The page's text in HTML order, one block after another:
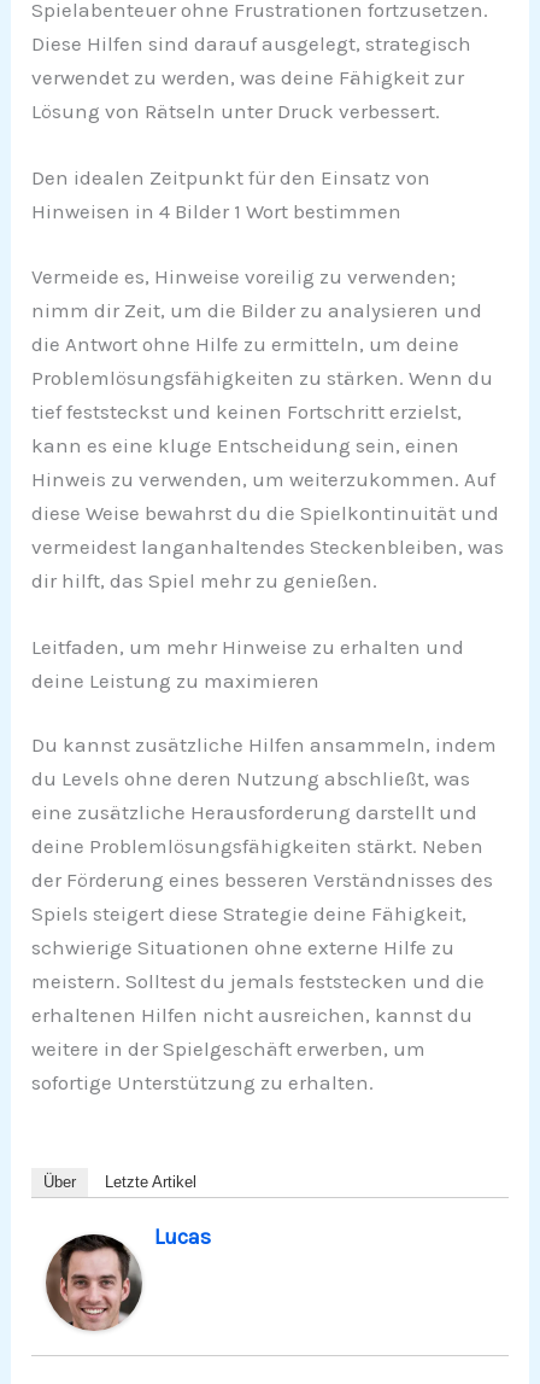
Spielabenteuer ohne Frustrationen fortzusetzen.
Diese Hilfen sind darauf ausgelegt, strategisch
verwendet zu werden, was deine Fähigkeit zur
Lösung von Rätseln unter Druck verbessert.
Den idealen Zeitpunkt für den Einsatz von
Hinweisen in 4 Bilder 1 Wort bestimmen
Vermeide es, Hinweise voreilig zu verwenden;
nimm dir Zeit, um die Bilder zu analysieren und
die Antwort ohne Hilfe zu ermitteln, um deine
Problemlösungsfähigkeiten zu stärken. Wenn du
tief feststeckst und keinen Fortschritt erzielst,
kann es eine kluge Entscheidung sein, einen
Hinweis zu verwenden, um weiterzukommen. Auf
diese Weise bewahrst du die Spielkontinuität und
vermeidest langanhaltendes Steckenbleiben, was
dir hilft, das Spiel mehr zu genießen.
Leitfaden, um mehr Hinweise zu erhalten und
deine Leistung zu maximieren
Du kannst zusätzliche Hilfen ansammeln, indem
du Levels ohne deren Nutzung abschließt, was
eine zusätzliche Herausforderung darstellt und
deine Problemlösungsfähigkeiten stärkt. Neben
der Förderung eines besseren Verständnisses des
Spiels steigert diese Strategie deine Fähigkeit,
schwierige Situationen ohne externe Hilfe zu
meistern. Solltest du jemals feststecken und die
erhaltenen Hilfen nicht ausreichen, kannst du
weitere in der Spielgeschäft erwerben, um
sofortige Unterstützung zu erhalten.
Über Letzte Artikel
Lucas